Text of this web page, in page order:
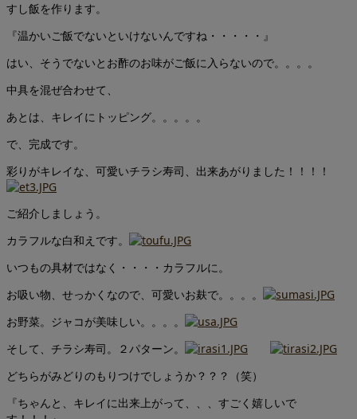
すし飯を作ります。
『温かいご飯でないといけないんですね・・・・・』
はい、そうでないとお酢のお味がご飯に入らないので。。。。
中具を混ぜ合わせて、
あとは、キレイにトッピング。。。。。
で、完成です。
彩りがキレイな、可愛いチラシ寿司、出来あがりました！！！！
ご紹介しましょう。
カラフルな白和えです。
いつもの具材ではなく・・・・カラフルに。
お吸い物、せっかくなので、可愛いお麸で。。。。
お野菜。ジャコが美味しい。。。。
そして、チラシ寿司。２パターン。
どちらがみどりのもりつけでしょうか？？？（笑）
『ちゃんと、キレイに出来上がって、、、すごく嬉しいで